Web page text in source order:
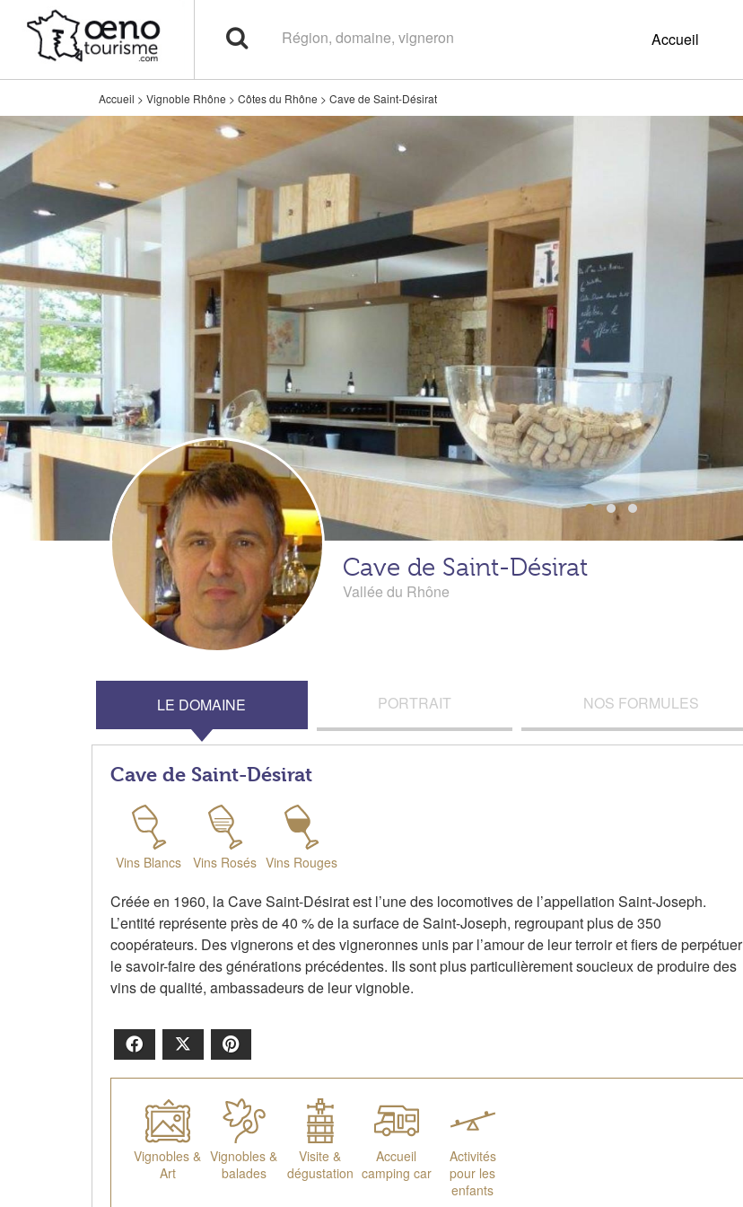
Accueil
Accueil > Vignoble Rhône > Côtes du Rhône > Cave de Saint-Désirat
Cave de Saint-Désirat
Vallée du Rhône
LE DOMAINE PORTRAIT NOS FORMULES
Cave de Saint-Désirat
Vins Blancs Vins Rosés Vins Rouges
Créée en 1960, la Cave Saint-Désirat est l’une des locomotives de l’appellation Saint-Joseph.
L’entité représente près de 40 % de la surface de Saint-Joseph, regroupant plus de 350
coopérateurs. Des vignerons et des vigneronnes unis par l’amour de leur terroir et fiers de perpétuer
le savoir-faire des générations précédentes. Ils sont plus particulièrement soucieux de produire des
vins de qualité, ambassadeurs de leur vignoble.
Facebook
Vignobles &
Art
Vignobles &
balades
Visite &
dégustation
Accueil
camping car
Activités
pour les
enfants